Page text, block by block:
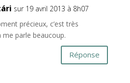
sur 19 avril 2013 à 8h07
précieux, c’est très
me parle beaucoup.
Réponse